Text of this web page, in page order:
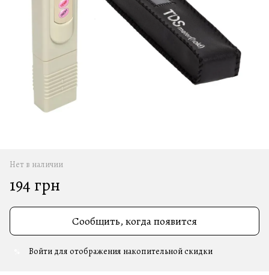
Нет в наличии
194 грн
Сообщить, когда появится
Войти для отображения накопительной скидки